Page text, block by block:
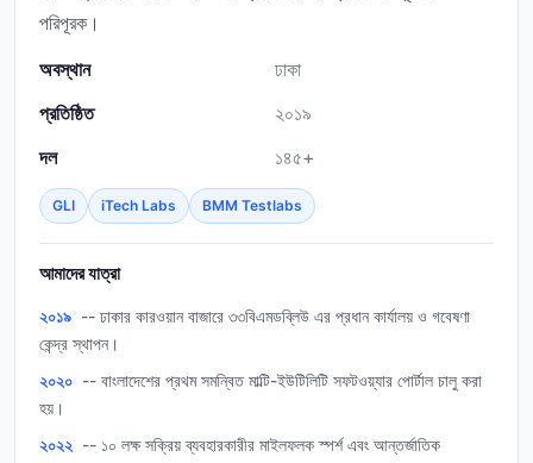
পরিপূরক।
অবস্থান
ঢাকা
প্রতিষ্ঠিত
২০১৯
দল
১৪৫+
GLI iTech Labs BMM Testlabs
আমাদের যাত্রা
২০১৯ -- ঢাকার কারওয়ান বাজারে ৩৩বিএমডব্লিউ এর প্রধান কার্যালয় ও গবেষণা
কেন্দ্র স্থাপন।
২০২০ -- বাংলাদেশের প্রথম সমন্বিত মাল্টি-ইউটিলিটি সফটওয়্যার পোর্টাল চালু করা
হয়।
২০২২ -- ১০ লক্ষ সক্রিয় ব্যবহারকারীর মাইলফলক স্পর্শ এবং আন্তর্জাতিক